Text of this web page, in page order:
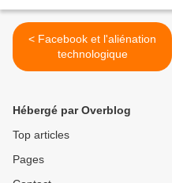
< Facebook et l'aliénation
technologique
Hébergé par Overblog
Top articles
Pages